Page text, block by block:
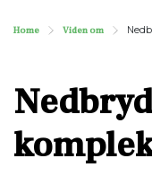
Home Viden om